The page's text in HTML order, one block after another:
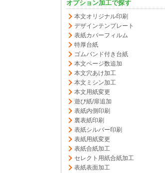
オプション加工で探す
本文オリジナル印刷
デザインテンプレート
表紙カバーフィルム
特厚台紙
ゴムバンド付き台紙
本文ページ数追加
本文穴あけ加工
本文ミシン加工
本文用紙変更
遊び紙/扉追加
表紙内側印刷
裏表紙印刷
表紙シルバー印刷
表紙用紙変更
表紙合紙加工
セレクト用紙合紙加工
表紙表面加工